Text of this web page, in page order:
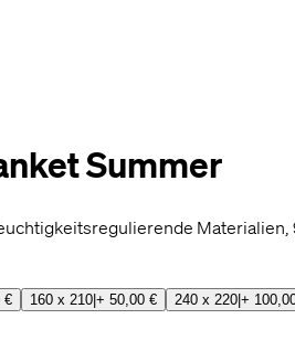
Summer
Materialien,
€ 160 x 210 + 50,00 € 240 x 220 +